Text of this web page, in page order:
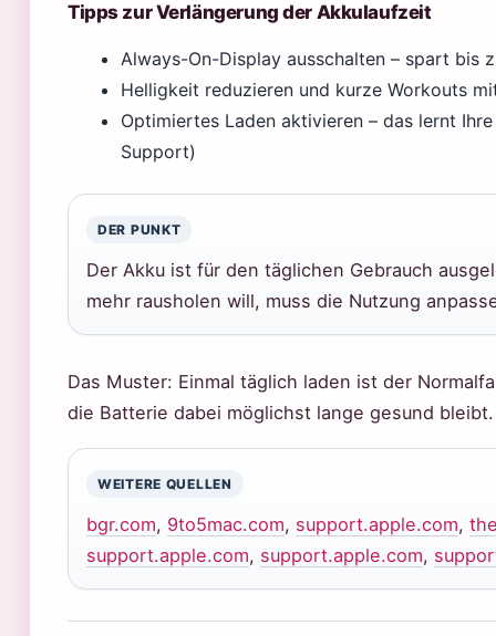
Tipps zur Verlängerung der Akkulaufzeit
Always-On-Display ausschalten – spart bis
Helligkeit reduzieren und kurze Workouts
Optimiertes Laden aktivieren – das lernt
Support)
DER PUNKT
Der Akku ist für den täglichen Gebrauch
mehr rausholen will, muss die Nutzung
Das Muster: Einmal täglich laden ist der
die Batterie dabei möglichst lange gesund bleibt.
WEITERE QUELLEN
bgr.com, 9to5mac.com, support.apple.com,
support.apple.com, support.apple.com,